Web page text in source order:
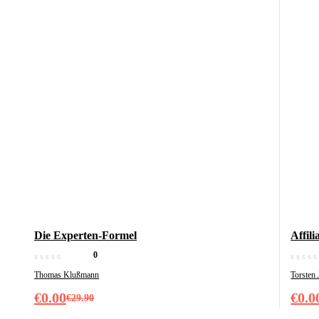
Die Experten-Formel
0
Thomas Klußmann
€29.90
Ursprünglicher
€0.00
Aktueller
Torsten
€